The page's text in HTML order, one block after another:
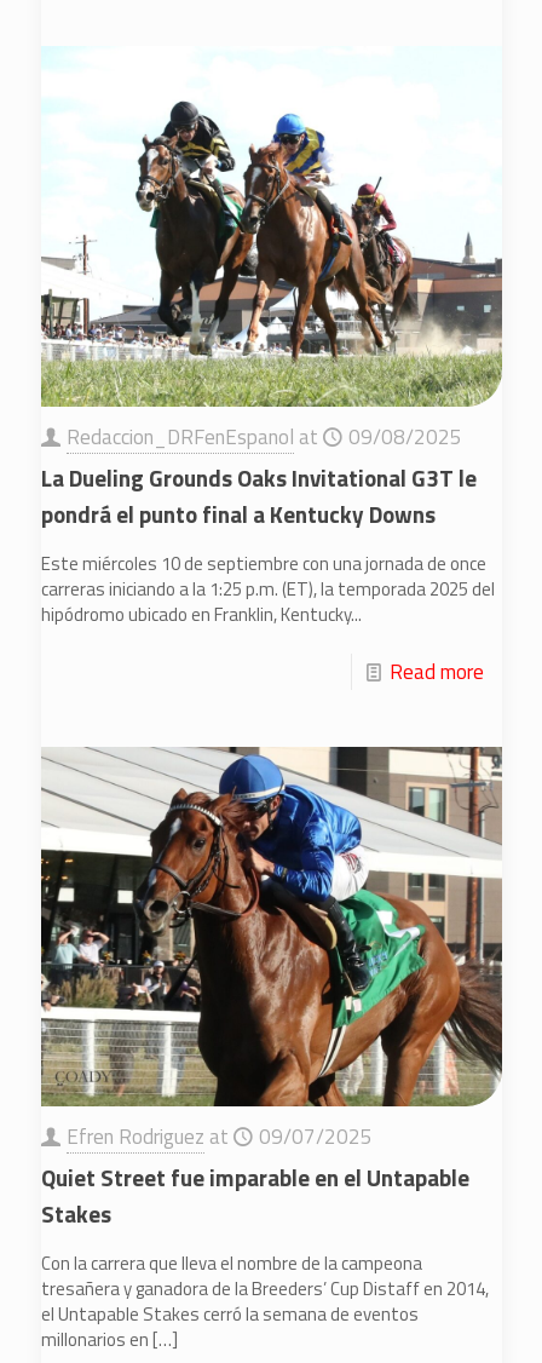
Redaccion_DRFenEspanol at 09/08/2025
La Dueling Grounds Oaks Invitational G3T le
pondrá el punto final a Kentucky Downs
Este miércoles 10 de septiembre con una jornada de once
carreras iniciando a la 1:25 p.m. (ET), la temporada 2025 del
hipódromo ubicado en Franklin, Kentucky...
Read more
Efren Rodriguez at 09/07/2025
Quiet Street fue imparable en el Untapable
Stakes
Con la carrera que lleva el nombre de la campeona
tresañera y ganadora de la Breeders’ Cup Distaff en 2014,
el Untapable Stakes cerró la semana de eventos
millonarios en[…]